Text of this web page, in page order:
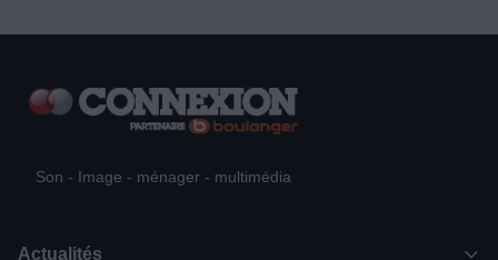
Son - Image - ménager - multimédia
Actualités